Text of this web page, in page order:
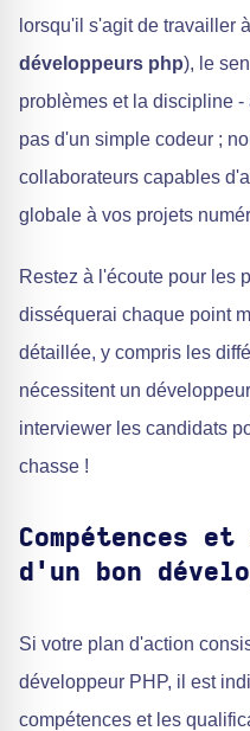
lorsqu'il s'agit de travailler
développeurs php), le
problèmes et la discipline
pas d'un simple codeur ;
collaborateurs capables
globale à vos projets
Restez à l'écoute pour les
disséquerai chaque point
détaillée, y compris les
nécessitent un
interviewer les candidats
chasse !
Compétences
d'un bon
Si votre plan d'action
développeur PHP, il est
compétences et les